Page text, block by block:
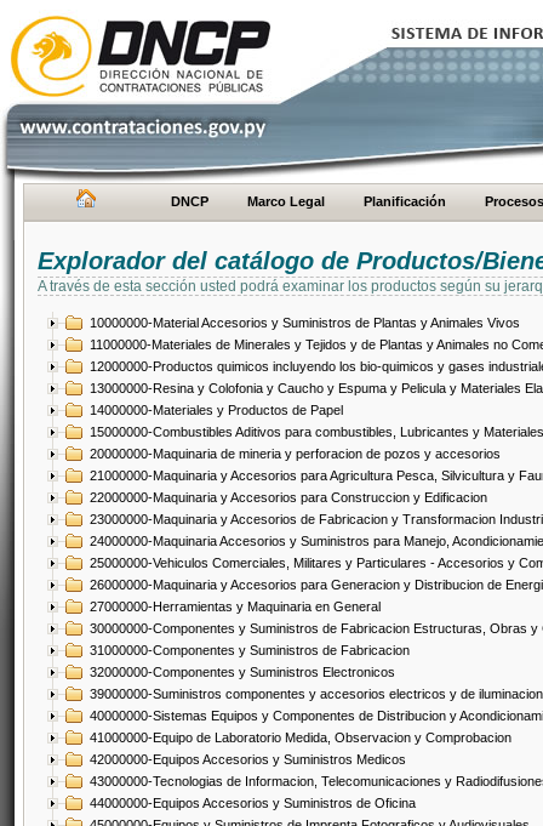
DNCP Marco Legal Planificación Procesos
Explorador del catálogo de Productos/
A través de esta sección usted podrá examinar los productos según su
10000000-Material Accesorios y Suministros de Plantas y Animales Vivos
11000000-Materiales de Minerales y Tejidos y de Plantas y Animales no
12000000-Productos quimicos incluyendo los bio-quimicos y gases
13000000-Resina y Colofonia y Caucho y Espuma y Pelicula y Materiales
14000000-Materiales y Productos de Papel
15000000-Combustibles Aditivos para combustibles, Lubricantes y
20000000-Maquinaria de mineria y perforacion de pozos y accesorios
21000000-Maquinaria y Accesorios para Agricultura Pesca, Silvicultura y
22000000-Maquinaria y Accesorios para Construccion y Edificacion
23000000-Maquinaria y Accesorios de Fabricacion y Transformacion
24000000-Maquinaria Accesorios y Suministros para Manejo,
25000000-Vehiculos Comerciales, Militares y Particulares - Accesorios y
26000000-Maquinaria y Accesorios para Generacion y Distribucion de
27000000-Herramientas y Maquinaria en General
30000000-Componentes y Suministros de Fabricacion Estructuras, Obras
31000000-Componentes y Suministros de Fabricacion
32000000-Componentes y Suministros Electronicos
39000000-Suministros componentes y accesorios electricos y de iluminacion
40000000-Sistemas Equipos y Componentes de Distribucion y
41000000-Equipo de Laboratorio Medida, Observacion y Comprobacion
42000000-Equipos Accesorios y Suministros Medicos
43000000-Tecnologias de Informacion, Telecomunicaciones y
44000000-Equipos Accesorios y Suministros de Oficina